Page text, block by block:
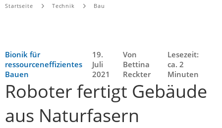
Startseite Technik Bau
Bionik für
ressourceneffizientes
Bauen
19.
Juli
2021
Von
Bettina
Reckter
Lesezeit:
ca. 2
Minuten
Roboter fertigt Gebäude
aus Naturfasern